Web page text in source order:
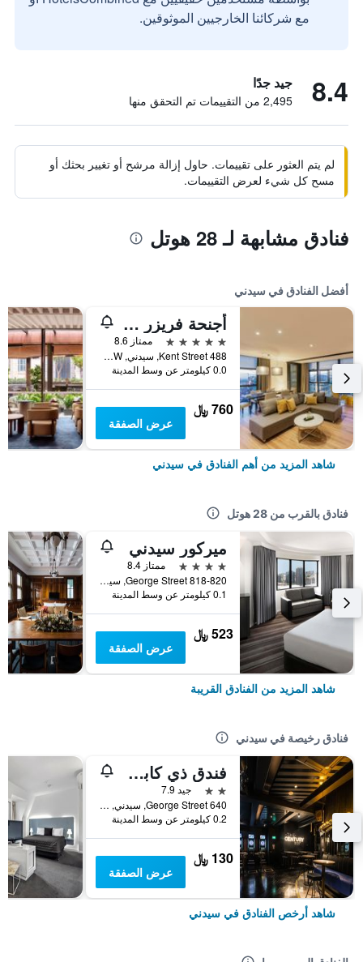
مع شركائنا الخارجيين الموثوقين.
8.4 جيد جدًا
2,495 من التقييمات تم التحقق منها
لم يتم العثور على تقييمات. حاول إزالة مرشح أو تغيير بحثك أو
مسح كل شيء لعرض التقييمات.
فنادق مشابهة لـ 28 هوتل
أفضل الفنادق في سيدني
أجنحة فريزر سيدني
5 نجوم
ممتاز 8.6
488 Kent Street, سيدني, NSW, أستراليا
0.0 كيلومتر عن وسط المدينة
760 ﷼
عرض الصفقة
شاهد المزيد من أهم الفنادق في سيدني
فنادق بالقرب من 28 هوتل
ميركور سيدني
4 نجوم
ممتاز 8.4
818-820 George Street, سيدني, NSW, أستراليا
0.1 كيلومتر عن وسط المدينة
523 ﷼
عرض الصفقة
شاهد المزيد من الفنادق القريبة
فنادق رخيصة في سيدني
فندق ذي كابسول
2 نجمتين
جيد 7.9
640 George Street, سيدني, NSW, أستراليا
0.2 كيلومتر عن وسط المدينة
130 ﷼
عرض الصفقة
شاهد أرخص الفنادق في سيدني